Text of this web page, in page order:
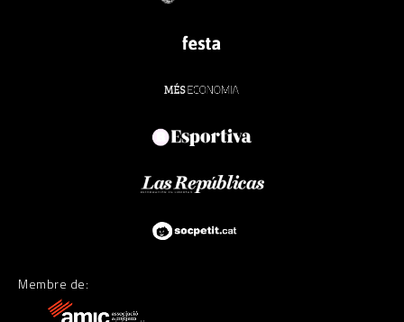
Membre de: